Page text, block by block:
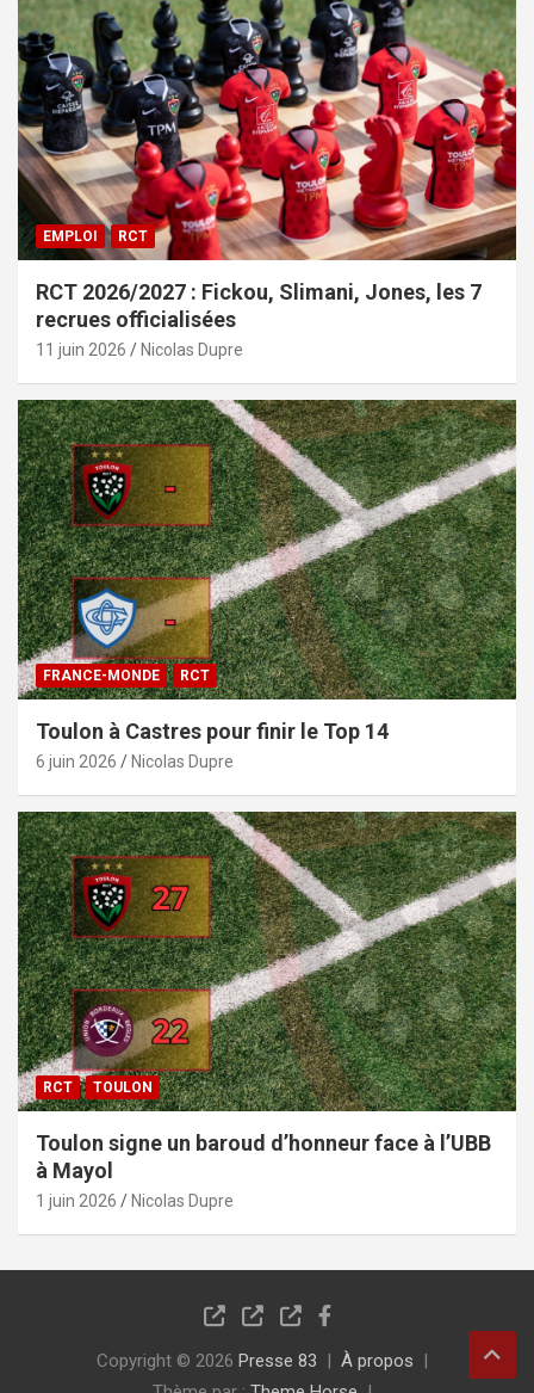
EMPLOI RCT
RCT 2026/2027 : Fickou, Slimani, Jones, les 7
recrues officialisées
11 juin 2026 Nicolas Dupre
FRANCE-MONDE RCT
Toulon à Castres pour finir le Top 14
6 juin 2026 Nicolas Dupre
RCT TOULON
Toulon signe un baroud d’honneur face à l’UBB
à Mayol
1 juin 2026 Nicolas Dupre
Copyright © 2026 Presse 83
À propos